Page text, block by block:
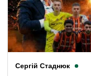
Сергій Стаднюк